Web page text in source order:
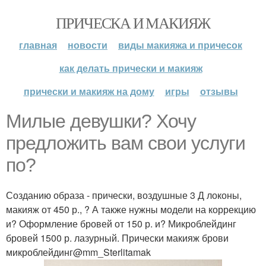
ПРИЧЕСКА И МАКИЯЖ
главная новости
виды макияжа и причесок
как делать прически и макияж
прически и макияж на дому
игры отзывы
Милые девушки? Хочу
предложить вам свои услуги
по?
Созданию образа - прически, воздушные 3 Д локоны,
макияж от 450 р., ? А также нужны модели на коррекцию
и? Оформление бровей от 150 р. и? Микроблейдинг
бровей 1500 р. лазурный. Прически макияж брови
микроблейдинг@mm_Sterlitamak